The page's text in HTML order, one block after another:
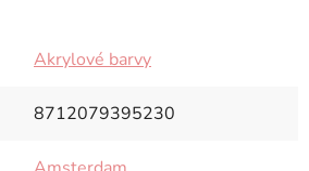
Akrylové barvy
8712079395230